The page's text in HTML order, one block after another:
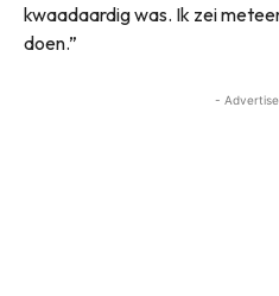
kwaadaardig was. Ik zei
doen.”
-